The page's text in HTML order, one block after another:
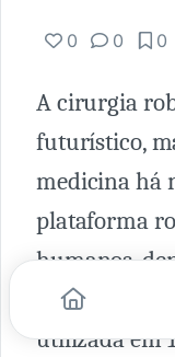
0 0 0
A cirurgia
futurístico,
medicina há
plataforma
humanos,
Universal
utilizada em